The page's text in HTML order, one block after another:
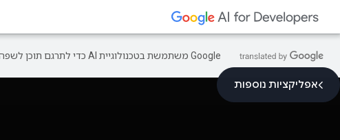
‫Google משתמשת בטכנולוגיית AI כדי לתרגם תוכן לשפה המועדפת עליך. בתרגומים כאלו עשויות להיות שגיאות.
אפליקציות נוספות